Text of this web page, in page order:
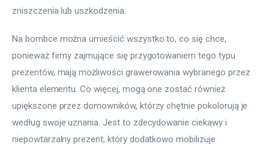
zniszczenia lub uszkodzenia.
Na bombce można umieścić wszystko to, co się chce,
ponieważ firmy zajmujące się przygotowaniem tego typu
prezentów, mają możliwości grawerowania wybranego przez
klienta elementu. Co więcej, mogą one zostać również
upiększone przez domowników, którzy chętnie pokolorują je
według swoje uznania. Jest to zdecydowanie ciekawy i
niepowtarzalny prezent, który dodatkowo mobilizuje